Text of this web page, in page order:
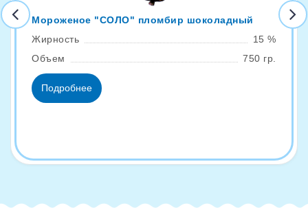
Мороженое "СОЛО" пломбир шоколадный
Жирность
15 %
Объем
750 гр.
Подробнее